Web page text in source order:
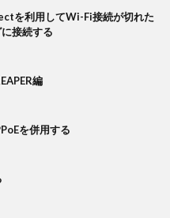
を利用してWi-Fi接続が切れた
接続する
編
を併用する